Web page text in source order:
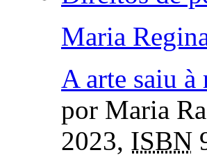
Maria
A arte saiu à
por Maria
2023, ISBN